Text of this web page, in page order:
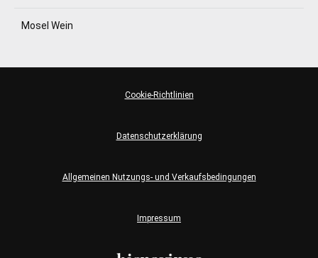
Mosel Wein
Impressum
Allgemeinen Nutzungs- und Verkaufsbedingungen
Datenschutzerklärung
Cookie-Richtlinien